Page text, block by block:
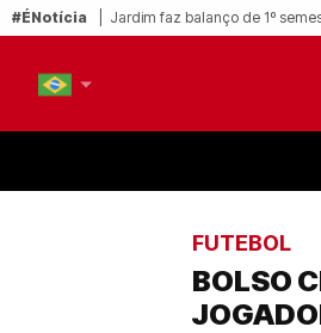
#ÉNotícia Jardim faz balanço de 1º
FUTEBOL
BOLSO